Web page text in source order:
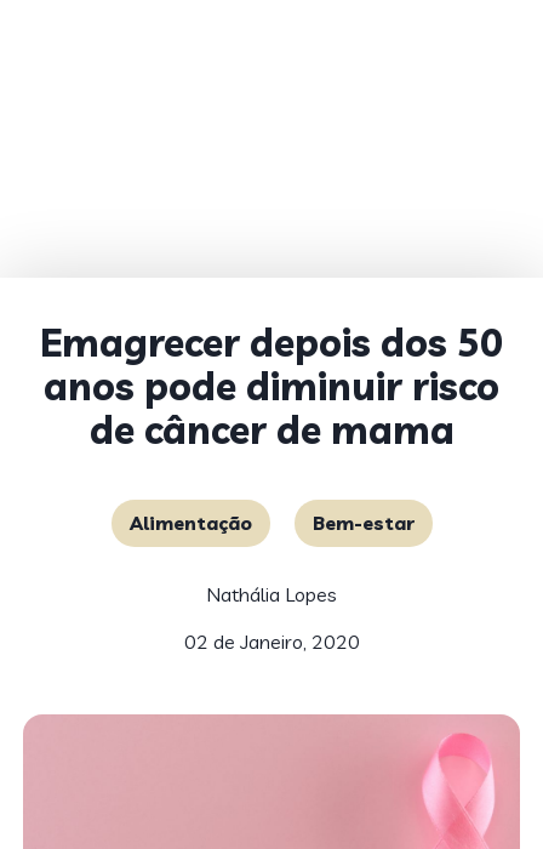
Emagrecer depois dos 50
anos pode diminuir risco
de câncer de mama
Alimentação Bem-estar
Nathália Lopes
02 de Janeiro, 2020